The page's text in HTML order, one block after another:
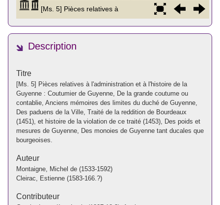
Description
Titre
[Ms. 5] Pièces relatives à l'administration et à l'histoire de la
Guyenne : Coutumier de Guyenne, De la grande coutume ou
contablie, Anciens mémoires des limites du duché de Guyenne,
Des paduens de la Ville, Traité de la reddition de Bourdeaux
(1451), et histoire de la violation de ce traité (1453), Des poids et
mesures de Guyenne, Des monoies de Guyenne tant ducales que
bourgeoises.
Auteur
Montaigne, Michel de (1533-1592)
Cleirac, Estienne (1583-166.?)
Contributeur